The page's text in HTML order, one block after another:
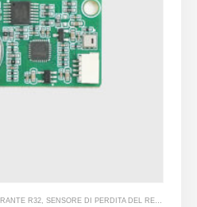
R32,SENSORE DI PERDITA DEL REFRIGERANTE R454B